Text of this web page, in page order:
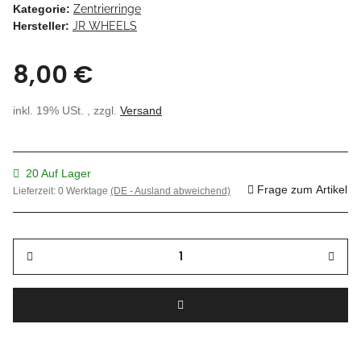
Kategorie: Zentrierringe
Hersteller: JR WHEELS
8,00 €
inkl. 19% USt. , zzgl. Versand
20 Auf Lager
Lieferzeit: 0 Werktage (DE - Ausland abweichend) Frage zum Artikel